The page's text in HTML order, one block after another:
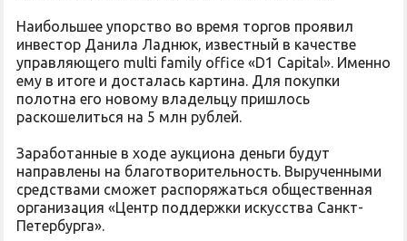
Наибольшее упорство во время торгов проявил
инвестор Данила Ладнюк, известный в качестве
управляющего multi family office «D1 Capital». Именно
ему в итоге и досталась картина. Для покупки
полотна его новому владельцу пришлось
раскошелиться на 5 млн рублей.
Заработанные в ходе аукциона деньги будут
направлены на благотворительность. Вырученными
средствами сможет распоряжаться общественная
организация «Центр поддержки искусства Санкт-
Петербурга».